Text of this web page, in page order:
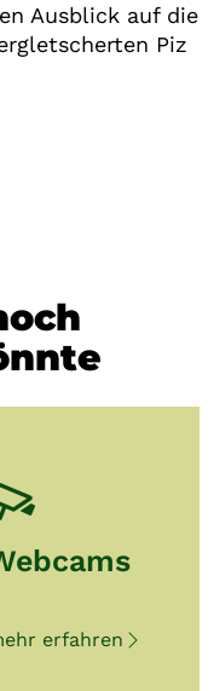
Ausblick auf die
Piz
erfahren